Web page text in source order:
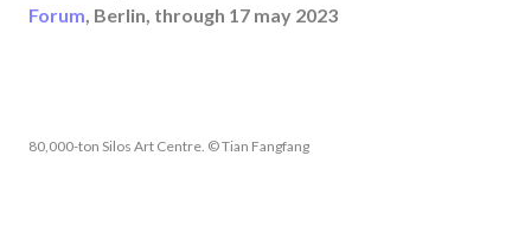
Forum, Berlin, through 17 may 2023
80,000-ton Silos Art Centre. © Tian Fangfang